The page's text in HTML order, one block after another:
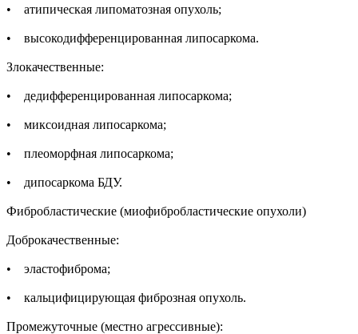
• атипическая липоматозная опухоль;
• высокодифференцированная липосаркома.
Злокачественные:
• дедифференцированная липосаркома;
• миксоидная липосаркома;
• плеоморфная липосаркома;
• дипосаркома БДУ.
Фибробластические (миофибробластические опухоли)
Доброкачественные:
• эластофиброма;
• кальцифицирующая фиброзная опухоль.
Промежуточные (местно агрессивные):